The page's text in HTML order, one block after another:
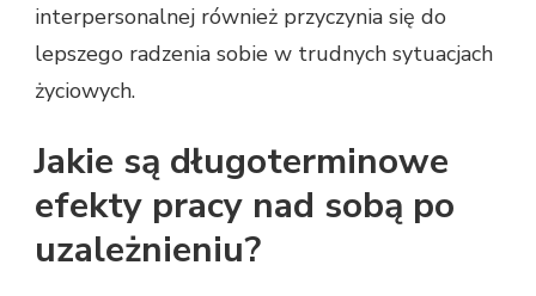
interpersonalnej również przyczynia się do
lepszego radzenia sobie w trudnych sytuacjach
życiowych.
Jakie są długoterminowe
efekty pracy nad sobą po
uzależnieniu?